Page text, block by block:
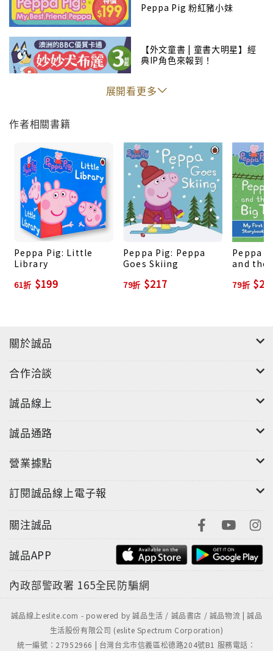
"
Peppa Pig 粉紅豬小妹
【外文童書 | 童書大明星】經
典IP角色來報到！
展開看更多
作者相關書籍
Peppa Pig: Little
Library
61折 $199
Peppa Pig: Peppa
Goes Skiing
79折 $217
Peppa
and the
79折
關於誠品
合作洽談
誠品線上
誠品通路
營業據點
訂閱誠品線上電子報
關注誠品
誠品APP
內政部警政署 165全民防騙網
誠品線上eslite.com - powered by 誠品生活 / 誠品書店 / 誠品物流 | 誠品
生活股份有限公司 (eslite Spectrum Corporation)
統一編號：27952966 | 台灣台北市信義區松德路204號B1 服務電話：